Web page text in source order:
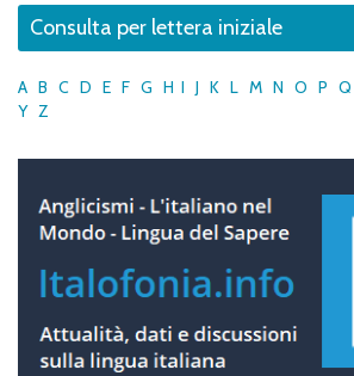
Consulta per lettera iniziale
A B C D E F G H I J K L M N O P Q
Y Z